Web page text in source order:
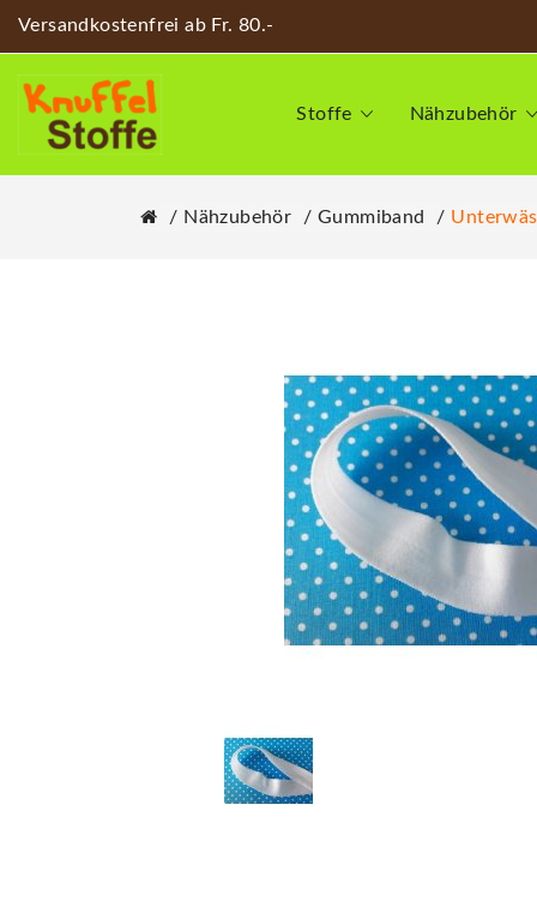
Versandkostenfrei ab Fr. 80.-
Stoffe Nähzubehör
Nähzubehör Gummiband